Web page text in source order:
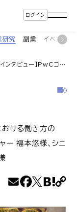
ログイン
研究 副業 イベント
タビュー】PwCコンサルティングにおける働き方の「制度」と「実態」に迫る/シニアマネージャー 福本悠様、シニアアソシエイト 篠原今日子様、篠原愛美様
0
おける働き方の
ー 福本悠様、シニ